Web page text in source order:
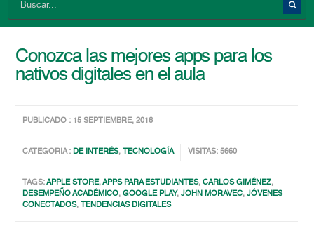
Conozca las mejores apps para los
nativos digitales en el aula
PUBLICADO : 15 SEPTIEMBRE, 2016
CATEGORIA :DE INTERÉS, TECNOLOGÍA VISITAS: 5660
TAGS:APPLE STORE,APPS PARA ESTUDIANTES,CARLOS GIMÉNEZ,
DESEMPEÑO ACADÉMICO,GOOGLE PLAY,JOHN MORAVEC,JÓVENES
CONECTADOS, TENDENCIAS DIGITALES